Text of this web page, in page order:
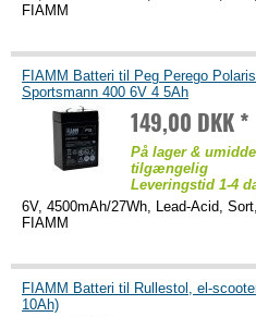
FIAMM
FIAMM Batteri til Peg Perego
Sportsmann 400 6V 4 5Ah
149,00 DKK *
På lager &
tilgængelig
Leveringstid 1-4
6V, 4500mAh/27Wh, Lead-Acid,
FIAMM
FIAMM Batteri til Rullestol, el-
10Ah)